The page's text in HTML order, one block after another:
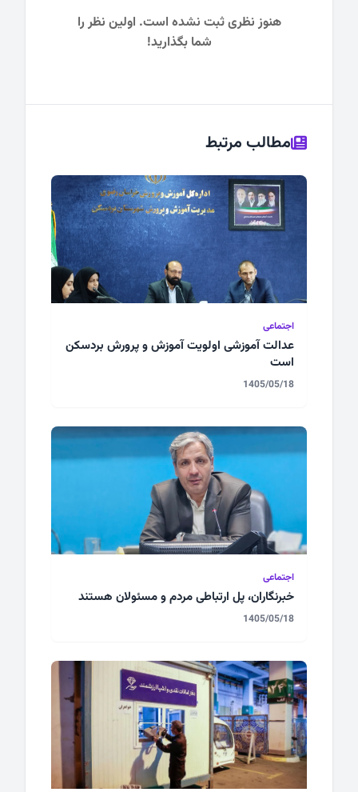
هنوز نظری ثبت نشده است. اولین نظر را
شما بگذارید!
مطالب مرتبط
اجتماعی
عدالت آموزشی اولویت آموزش و پرورش بردسکن
است
1405/05/18
اجتماعی
خبرنگاران، پل ارتباطی مردم و مسئولان هستند
1405/05/18